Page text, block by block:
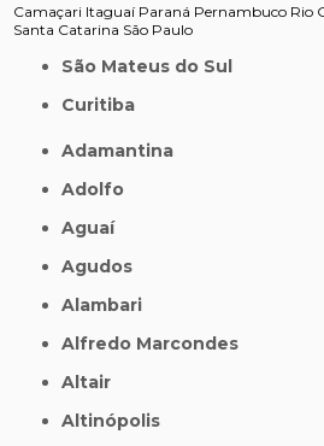
Camaçari Itaguaí Paraná Pernambuco Rio
Santa Catarina São Paulo
São Mateus do Sul
Curitiba
Adamantina
Adolfo
Aguaí
Agudos
Alambari
Alfredo Marcondes
Altair
Altinópolis